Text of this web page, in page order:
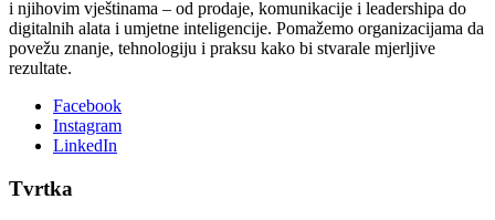
i njihovim vještinama – od prodaje, komunikacije i leadershipa do
digitalnih alata i umjetne inteligencije. Pomažemo organizacijama da
povežu znanje, tehnologiju i praksu kako bi stvarale mjerljive
rezultate.
Facebook
Instagram
LinkedIn
Tvrtka